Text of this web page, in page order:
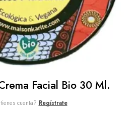
Facial Bio 30 Ml.
cuenta? Regístrate